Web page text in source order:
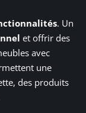
. Un
et offrir des
avec
une
des produits